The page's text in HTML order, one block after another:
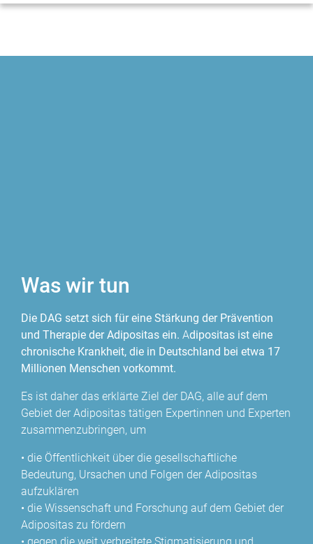
Was wir tun
Die DAG setzt sich für eine Stärkung der Prävention
und Therapie der Adipositas ein. Adipositas ist eine
chronische Krankheit, die in Deutschland bei etwa 17
Millionen Menschen vorkommt.
Es ist daher das erklärte Ziel der DAG, alle auf dem
Gebiet der Adipositas tätigen Expertinnen und Experten
zusammenzubringen, um
• die Öffentlichkeit über die gesellschaftliche
Bedeutung, Ursachen und Folgen der Adipositas
aufzuklären
• die Wissenschaft und Forschung auf dem Gebiet der
Adipositas zu fördern